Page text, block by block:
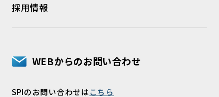
採用情報
WEBからのお問い合わせ
SPIのお問い合わせはこちら